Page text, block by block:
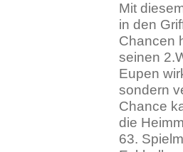
Mit
in den
Chancen
seinen
Eupen
sondern
Chance
die
63.